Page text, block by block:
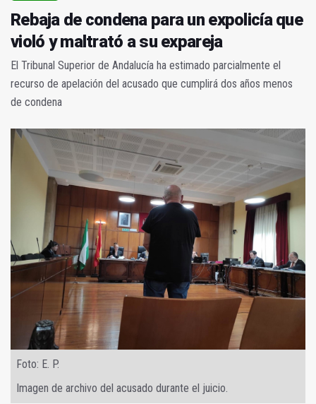
Rebaja de condena para un expolicía que
violó y maltrató a su expareja
El Tribunal Superior de Andalucía ha estimado parcialmente el
recurso de apelación del acusado que cumplirá dos años menos
de condena
Foto: E. P.
Imagen de archivo del acusado durante el juicio.